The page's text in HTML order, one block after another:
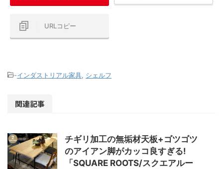
URLコピー
-インダストリアル家具 シェルフ
関連記事
チギリ加工の無垢材天板+ゴツゴツ
のアイアン脚がカッコ良すぎる!
「SQUARE ROOTS/スクエアルー